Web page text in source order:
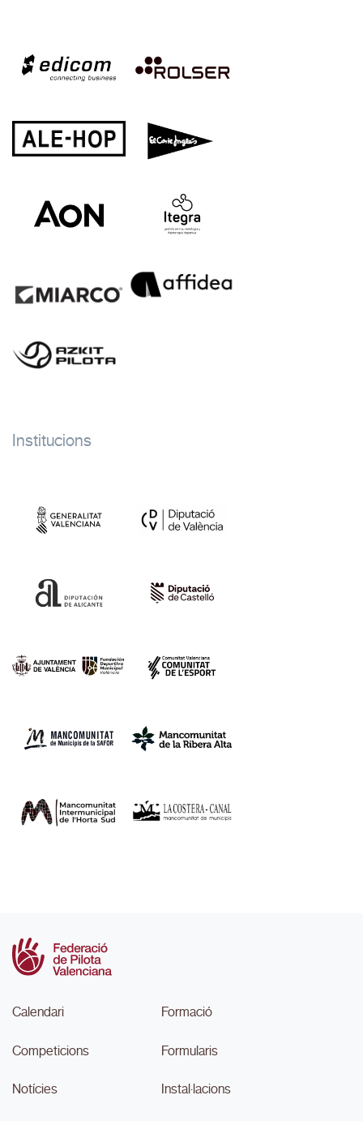
Institucions
Calendari
Competicions
Notícies
Formació
Formularis
Instal·lacions